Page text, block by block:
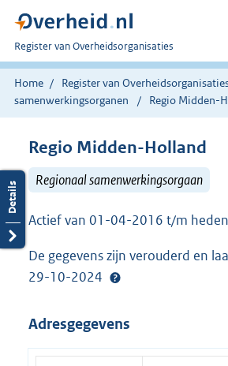
U
bent
nu
hier:
Register van Overheidsorganisaties
Home Register van
samenwerkingsorganen
Regio Midden-
Regio Midden-Holland
Regionaal samenwerkingsorgaan
Actief van 01-04-2016 t/m heden
De gegevens zijn verouderd en
29-10-2024
Adresgegevens